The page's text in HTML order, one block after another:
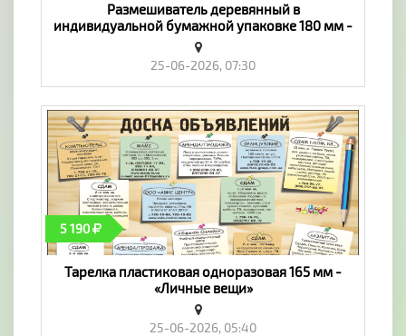
Размешиватель деревянный в
индивидуальной бумажной упаковке 180 мм -
«Личные вещи»
25-06-2026, 07:30
5 190
Тарелка пластиковая одноразовая 165 мм -
«Личные вещи»
25-06-2026, 05:40